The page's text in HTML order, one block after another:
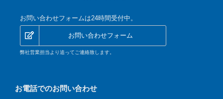
お問い合わせフォームは24時間受付中。
お問い合わせフォーム
弊社営業担当より追ってご連絡致します。
お電話でのお問い合わせ